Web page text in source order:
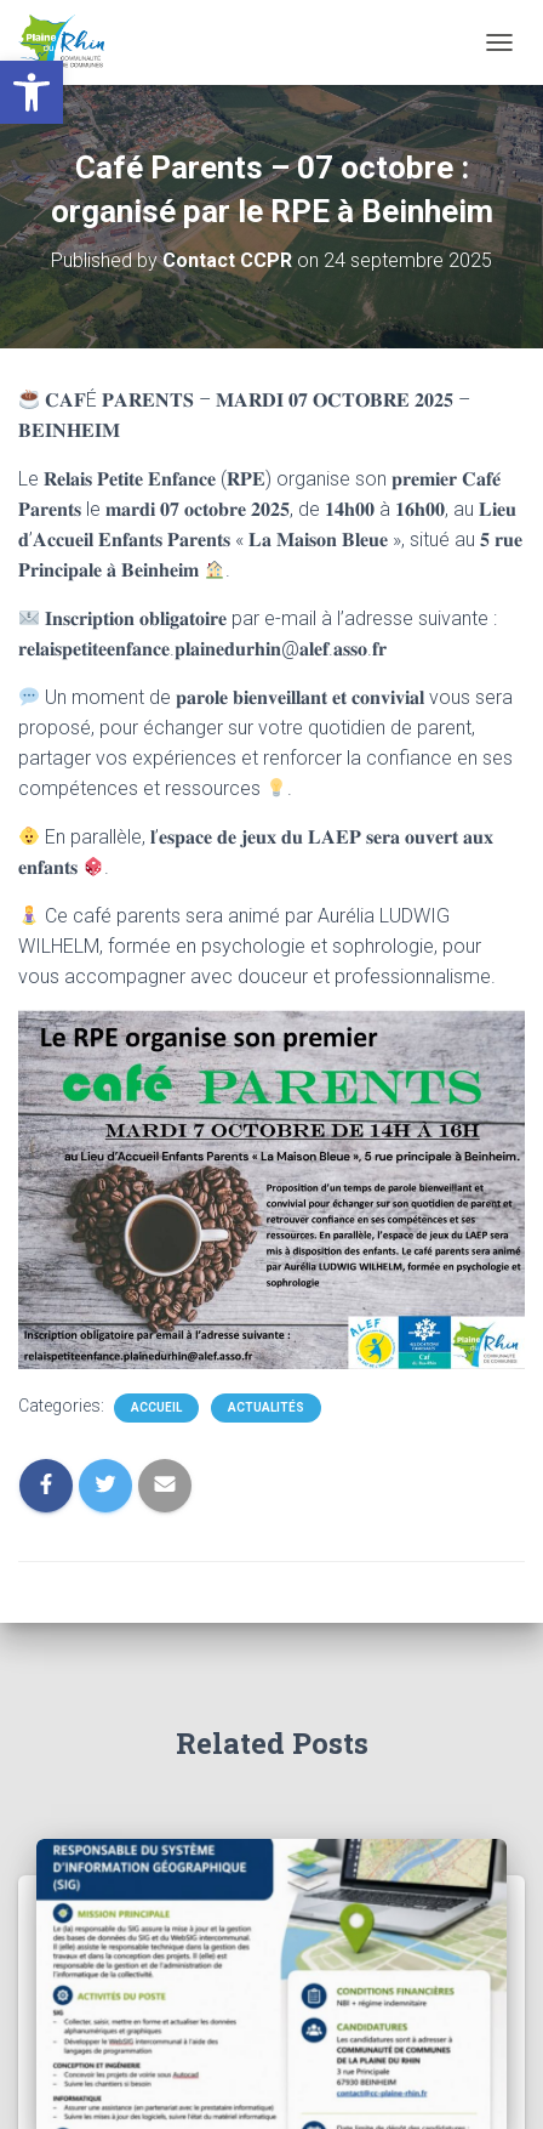
Ouvrir la barre d’outils
O
G
G
L
E
N
A
Café Parents – 07 octobre :
organisé par le RPE à Beinheim
Published byContact CCPRon 24 septembre 2025
𝐂𝐀𝐅É 𝐏𝐀𝐑𝐄𝐍𝐓𝐒 – 𝐌𝐀𝐑𝐃𝐈 𝟎𝟕 𝐎𝐂𝐓𝐎𝐁𝐑𝐄 𝟐𝟎𝟐𝟓 –
𝐁𝐄𝐈𝐍𝐇𝐄𝐈𝐌
Le 𝐑𝐞𝐥𝐚𝐢𝐬 𝐏𝐞𝐭𝐢𝐭𝐞 𝐄𝐧𝐟𝐚𝐧𝐜𝐞 (𝐑𝐏𝐄) organise son 𝐩𝐫𝐞𝐦𝐢𝐞𝐫 𝐂𝐚𝐟𝐞́
𝐏𝐚𝐫𝐞𝐧𝐭𝐬 le 𝐦𝐚𝐫𝐝𝐢 𝟎𝟕 𝐨𝐜𝐭𝐨𝐛𝐫𝐞 𝟐𝟎𝟐𝟓, de 𝟏𝟒𝐡𝟎𝟎 à 𝟏𝟔𝐡𝟎𝟎, au 𝐋𝐢𝐞𝐮
𝐝’𝐀𝐜𝐜𝐮𝐞𝐢𝐥 𝐄𝐧𝐟𝐚𝐧𝐭𝐬 𝐏𝐚𝐫𝐞𝐧𝐭𝐬 « 𝐋𝐚 𝐌𝐚𝐢𝐬𝐨𝐧 𝐁𝐥𝐞𝐮𝐞 », situé au 𝟓 𝐫𝐮𝐞
𝐏𝐫𝐢𝐧𝐜𝐢𝐩𝐚𝐥𝐞 𝐚̀ 𝐁𝐞𝐢𝐧𝐡𝐞𝐢𝐦
.
𝐈𝐧𝐬𝐜𝐫𝐢𝐩𝐭𝐢𝐨𝐧 𝐨𝐛𝐥𝐢𝐠𝐚𝐭𝐨𝐢𝐫𝐞 par e-mail à l’adresse suivante :
𝐫𝐞𝐥𝐚𝐢𝐬𝐩𝐞𝐭𝐢𝐭𝐞𝐞𝐧𝐟𝐚𝐧𝐜𝐞.𝐩𝐥𝐚𝐢𝐧𝐞𝐝𝐮𝐫𝐡𝐢𝐧@𝐚𝐥𝐞𝐟.𝐚𝐬𝐬𝐨.𝐟𝐫
Un moment de 𝐩𝐚𝐫𝐨𝐥𝐞 𝐛𝐢𝐞𝐧𝐯𝐞𝐢𝐥𝐥𝐚𝐧𝐭 𝐞𝐭 𝐜𝐨𝐧𝐯𝐢𝐯𝐢𝐚𝐥 vous sera
proposé, pour échanger sur votre quotidien de parent,
partager vos expériences et renforcer la confiance en ses
compétences et ressources
.
En parallèle, 𝐥’𝐞𝐬𝐩𝐚𝐜𝐞 𝐝𝐞 𝐣𝐞𝐮𝐱 𝐝𝐮 𝐋𝐀𝐄𝐏 𝐬𝐞𝐫𝐚 𝐨𝐮𝐯𝐞𝐫𝐭 𝐚𝐮𝐱
𝐞𝐧𝐟𝐚𝐧𝐭𝐬
.
Ce café parents sera animé par Aurélia LUDWIG
WILHELM, formée en psychologie et sophrologie, pour
vous accompagner avec douceur et professionnalisme.
Categories: ACCUEIL ACTUALITÉS
Related Posts